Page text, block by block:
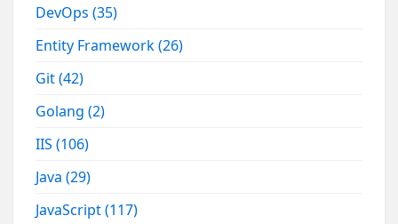
DevOps(35)
Entity Framework(26)
Git(42)
Golang(2)
IIS(106)
Java(29)
JavaScript(117)